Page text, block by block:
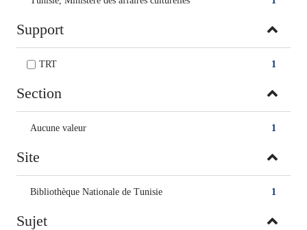
Support
1
TRT
Section
1
Aucune valeur
Site
1
Bibliothèque Nationale de Tunisie
Sujet